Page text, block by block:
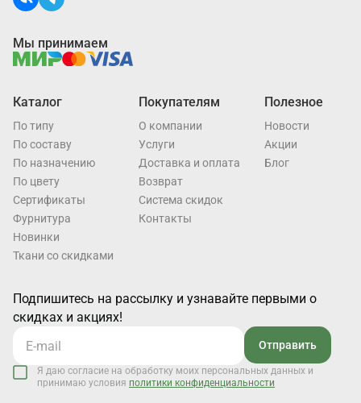
Каталог
По типу
По составу
По назначению
По цвету
Cертификаты
Фурнитура
Новинки
Ткани со скидками
Покупателям
О компании
Услуги
Доставка и оплата
Возврат
Система скидок
Контакты
Полезное
Новости
Акции
Блог
Подпишитесь на рассылку и узнавайте первыми о
скидках и акциях!
Отправить
Я даю согласие на обработку моих персональных данных и
принимаю условия политики конфиденциальности
Мы принимаем